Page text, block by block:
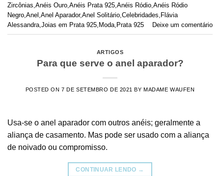
Zircônias Anéis Ouro Anéis Prata 925 Anéis Ródio Anéis Ródio
Negro Anel Anel Aparador,Anel Solitário Celebridades Flávia
Alessandra Joias em Prata 925 Moda Prata 925 Deixe um comentário
ARTIGOS
Para que serve o anel aparador?
POSTED ON7 DE SETEMBRO DE 2021 BY MADAME WAUFEN
Usa-se o anel aparador com outros anéis; geralmente a
aliança de casamento. Mas pode ser usado com a aliança
de noivado ou compromisso.
CONTINUAR LENDO →